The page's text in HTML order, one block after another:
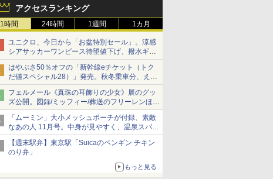
アクセスランキング
1時間 24時間 1週間 1カ月
ユニクロ、今日から「お盆特別セール」。涼感
シアサッカーワンピース待望値下げ、撥水ギア
ショーツは1990円に
はやぶさ50％オフの「新幹線eチケット（トク
だ値スペシャル28）」発売。秋冬乗車分、えき
ねっと限定
フェルメール《真珠の耳飾りの少女》展のグッ
ズ公開。図録/ミッフィー/葬送のフリーレンほ
か、注目ブランドコラボが実現
「ムーミン」大小メッシュポーチが付録、素敵
なあの人 11月号。中身が見やすく、温泉スパに
も使える
【週末駅弁】東京駅「Suicaのペンギン チキン
のり弁」
もっと見る